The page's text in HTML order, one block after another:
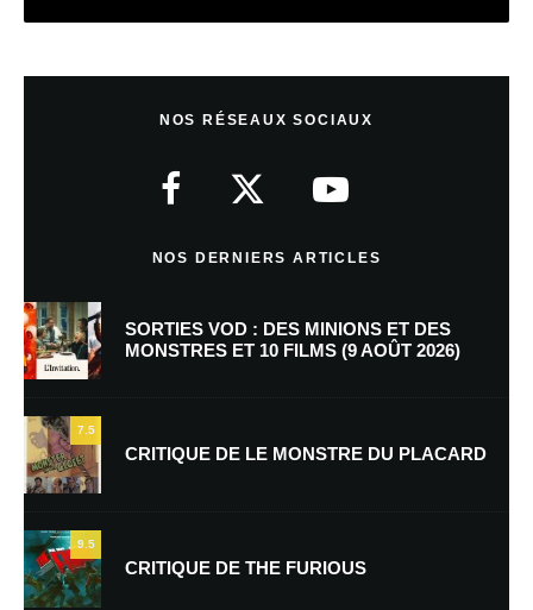
Nom*
E-mail*
NOS RÉSEAUX SOCIAUX
NOS DERNIERS ARTICLES
SORTIES VOD : DES MINIONS ET DES
MONSTRES ET 10 FILMS (9 AOÛT 2026)
7.5
CRITIQUE DE LE MONSTRE DU PLACARD
9.5
CRITIQUE DE THE FURIOUS